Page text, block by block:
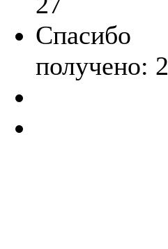
Спасибо
получено: 2